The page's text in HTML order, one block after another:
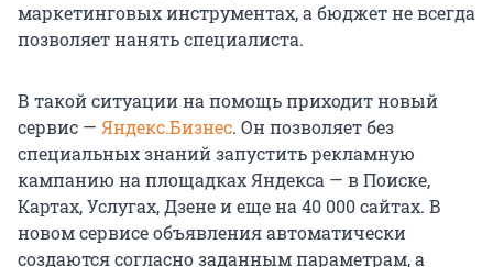
маркетинговых инструментах, а бюджет не всегда
позволяет нанять специалиста.
В такой ситуации на помощь приходит новый
сервис — Яндекс.Бизнес. Он позволяет без
специальных знаний запустить рекламную
кампанию на площадках Яндекса — в Поиске,
Картах, Услугах, Дзене и еще на 40 000 сайтах. В
новом сервисе объявления автоматически
создаются согласно заданным параметрам, а